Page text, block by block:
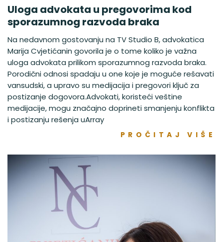
Uloga advokata u pregovorima kod
sporazumnog razvoda braka
Na nedavnom gostovanju na TV Studio B, advokatica
Marija Cvjetićanin govorila je o tome koliko je važna
uloga advokata prilikom sporazumnog razvoda braka.
Porodični odnosi spadaju u one koje je moguće rešavati
vansudski, a upravo su medijacija i pregovori ključ za
postizanje dogovora.Advokati, koristeći veštine
medijacije, mogu značajno doprineti smanjenju konflikta
i postizanju rešenja uArray
PROČITAJ VIŠE